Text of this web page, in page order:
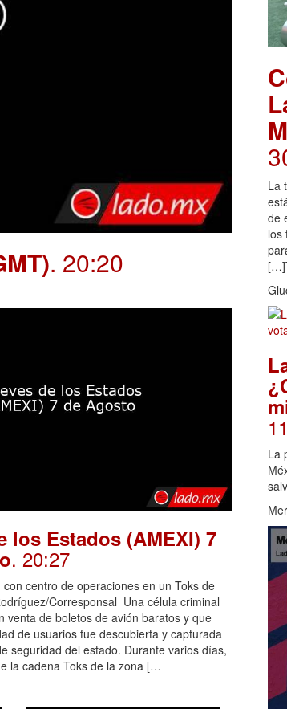
. 20:20
los Estados (AMEXI) 7
. 20:27
centro de operaciones en un Toks de
Corresponsal Una célula criminal
venta de boletos de avión baratos y que
de usuarios fue descubierta y capturada
seguridad del estado. Durante varios días,
la cadena Toks de la zona […
La
de
los
La